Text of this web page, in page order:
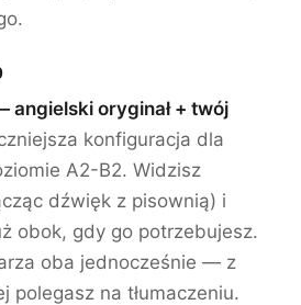
angielski oryginał + twój
konfiguracja dla
A2-B2. Widzisz
dźwięk z pisownią) i
obok, gdy go potrzebujesz.
oba jednocześnie — z
polegasz na tłumaczeniu.